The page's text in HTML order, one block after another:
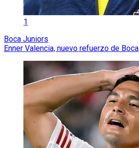
1
Boca Juniors
Enner Valencia, nuevo refuerzo de Boca